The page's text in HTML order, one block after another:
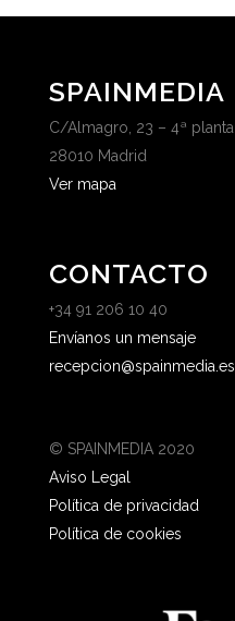
SPAINMEDIA
C/Almagro, 23 – 4ª planta
28010 Madrid
Ver mapa
CONTACTO
+34 91 206 10 40
Envíanos un mensaje
recepcion@spainmedia.es
© SPAINMEDIA 2020
Aviso Legal
Política de privacidad
Política de cookies